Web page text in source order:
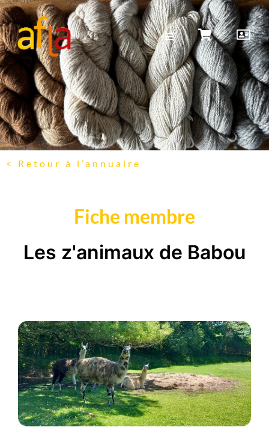
< Retour à l’annuaire
Fiche membre
Les z'animaux de Babou